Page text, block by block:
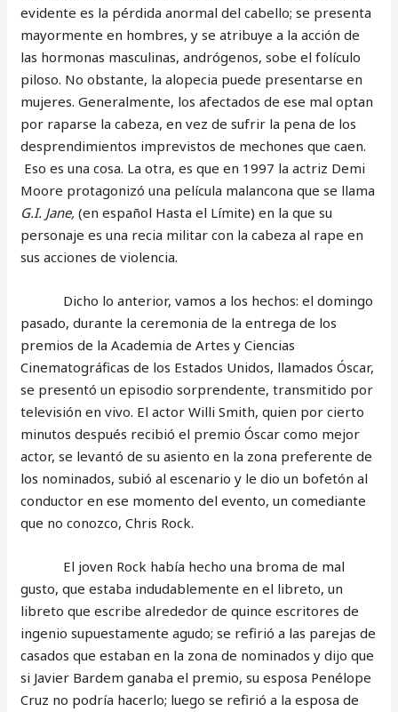
evidente es la pérdida anormal del cabello; se presenta
mayormente en hombres, y se atribuye a la acción de
las hormonas masculinas, andrógenos, sobe el folículo
piloso. No obstante, la alopecia puede presentarse en
mujeres. Generalmente, los afectados de ese mal optan
por raparse la cabeza, en vez de sufrir la pena de los
desprendimientos imprevistos de mechones que caen.
Eso es una cosa. La otra, es que en 1997 la actriz Demi
Moore protagonizó una película malancona que se llama
G.I. Jane,(en español Hasta el Límite) en la que su
personaje es una recia militar con la cabeza al rape en
sus acciones de violencia.
Dicho lo anterior, vamos a los hechos: el domingo
pasado, durante la ceremonia de la entrega de los
premios de la Academia de Artes y Ciencias
Cinematográficas de los Estados Unidos, llamados Óscar,
se presentó un episodio sorprendente, transmitido por
televisión en vivo. El actor Willi Smith, quien por cierto
minutos después recibió el premio Óscar como mejor
actor, se levantó de su asiento en la zona preferente de
los nominados, subió al escenario y le dio un bofetón al
conductor en ese momento del evento, un comediante
que no conozco, Chris Rock.
El joven Rock había hecho una broma de mal
gusto, que estaba indudablemente en el libreto, un
libreto que escribe alrededor de quince escritores de
ingenio supuestamente agudo; se refirió a las parejas de
casados que estaban en la zona de nominados y dijo que
si Javier Bardem ganaba el premio, su esposa Penélope
Cruz no podría hacerlo; luego se refirió a la esposa de